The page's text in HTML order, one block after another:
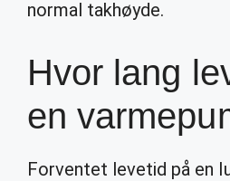
normal takhøyde.
Hvor lang
en
Forventet levetid på en